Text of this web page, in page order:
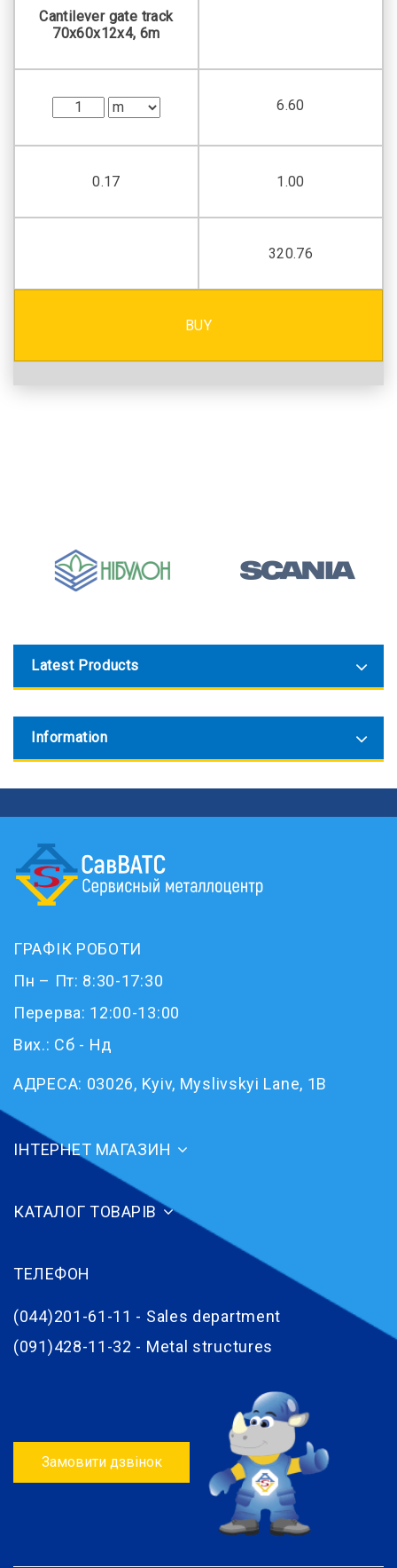
Cantilever gate track
70х60х12х4, 6m
6.60
0.17 1.00
320.76
BUY
Latest Products
Information
ГРАФІК РОБОТИ
Пн – Пт: 8:30-17:30
Перерва: 12:00-13:00
Вих.: Сб - Нд
АДРЕСА: 03026, Kyiv, Myslivskyi Lane, 1B
ІНТЕРНЕТ МАГАЗИН
КАТАЛОГ ТОВАРІВ
ТЕЛЕФОН
(044)201-61-11 - Sales department
(091)428-11-32 - Metal structures
Замовити дзвінок